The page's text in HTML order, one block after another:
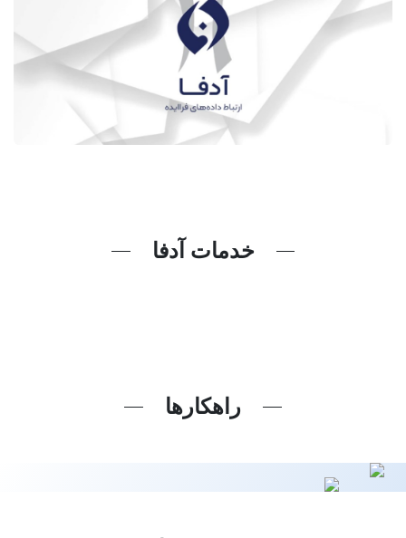
خدمات آدفا
راهکارها